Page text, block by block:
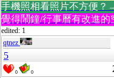
手機照相看照片不方便？
覺得鬧鐘/行事曆有改進
edited: 1
qtnez
5
0 0